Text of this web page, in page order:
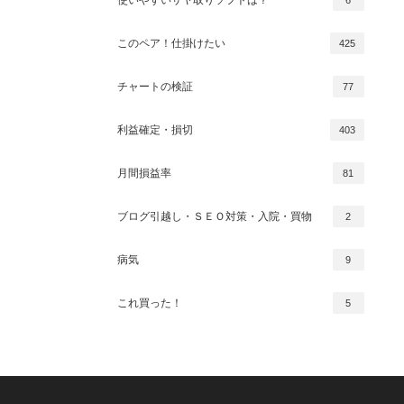
このペア！仕掛けたい 425
チャートの検証 77
利益確定・損切 403
月間損益率 81
ブログ引越し・ＳＥＯ対策・入院・買物 2
病気 9
これ買った！ 5